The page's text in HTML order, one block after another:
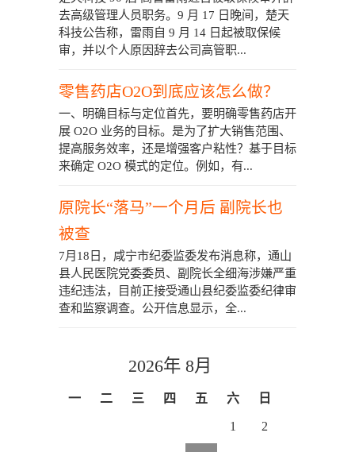
去高级管理人员职务。9 月 17 日晚间，楚天
科技公告称，雷雨自 9 月 14 日起被取保候
审，并以个人原因辞去公司高管职...
零售药店O2O到底应该怎么做？
一、明确目标与定位首先，要明确零售药店开
展 O2O 业务的目标。是为了扩大销售范围、
提高服务效率，还是增强客户粘性？基于目标
来确定 O2O 模式的定位。例如，有...
原院长“落马”一个月后 副院长也
被查
7月18日，咸宁市纪委监委发布消息称，通山
县人民医院党委委员、副院长全细海涉嫌严重
违纪违法，目前正接受通山县纪委监委纪律审
查和监察调查。公开信息显示，全...
2026年 8月
一 二 三 四 五 六 日
1 2